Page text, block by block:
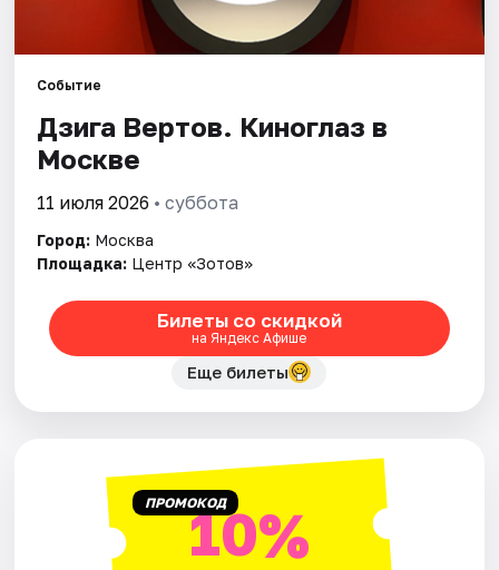
Города
Площадки
Рейтинги
Событие
Дзига Вертов. Киноглаз в
Москве
11 июля 2026 • суббота
Город: Москва
Площадка: Центр «Зотов»
Билеты со скидкой
на Яндекс Афише
Еще билеты
ПРОМОКОД10%